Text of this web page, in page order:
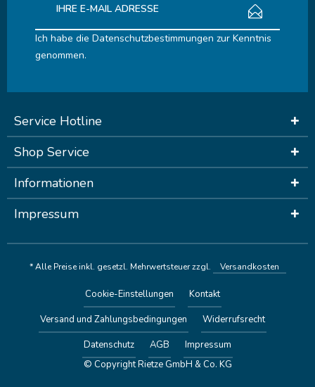
Ich habe die Datenschutzbestimmungen zur Kenntnis
genommen.
Service Hotline
Shop Service
Informationen
Impressum
* Alle Preise inkl. gesetzl. Mehrwertsteuer zzgl. Versandkosten
Cookie-Einstellungen
Kontakt
Versand und Zahlungsbedingungen
Widerrufsrecht
Datenschutz
AGB
Impressum
© Copyright Rietze GmbH & Co. KG